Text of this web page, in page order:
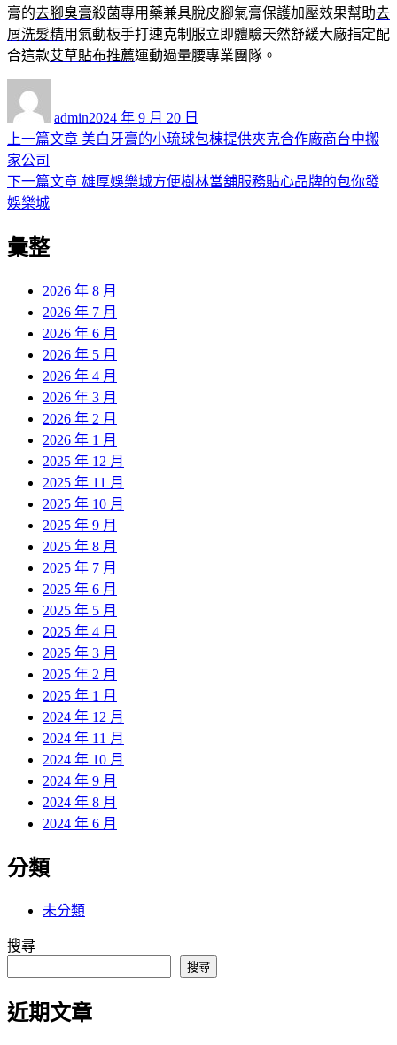
膏的去腳臭膏殺菌專用藥兼具脫皮腳氣膏保護加壓效果幫助去
屑洗髮精用氣動板手打速克制服立即體驗天然舒緩大廠指定配
合這款艾草貼布推薦運動過量腰專業團隊。
admin佈
日
2024 年 9 月 20 日
文
章
導
覽
上一篇文章 上
篇
美白牙膏的小琉球包棟提供夾克合作廠商台中搬
家公司
下一篇文章 下
雄厚娛樂城方便樹林當舖服務貼心品牌的包你發
娛樂城
彙整
2026 年 8 月
2026 年 7 月
2026 年 6 月
2026 年 5 月
2026 年 4 月
2026 年 3 月
2026 年 2 月
2026 年 1 月
2025 年 12 月
2025 年 11 月
2025 年 10 月
2025 年 9 月
2025 年 8 月
2025 年 7 月
2025 年 6 月
2025 年 5 月
2025 年 4 月
2025 年 3 月
2025 年 2 月
2025 年 1 月
2024 年 12 月
2024 年 11 月
2024 年 10 月
2024 年 9 月
2024 年 8 月
2024 年 6 月
分類
未分類
搜尋
搜尋
近期文章